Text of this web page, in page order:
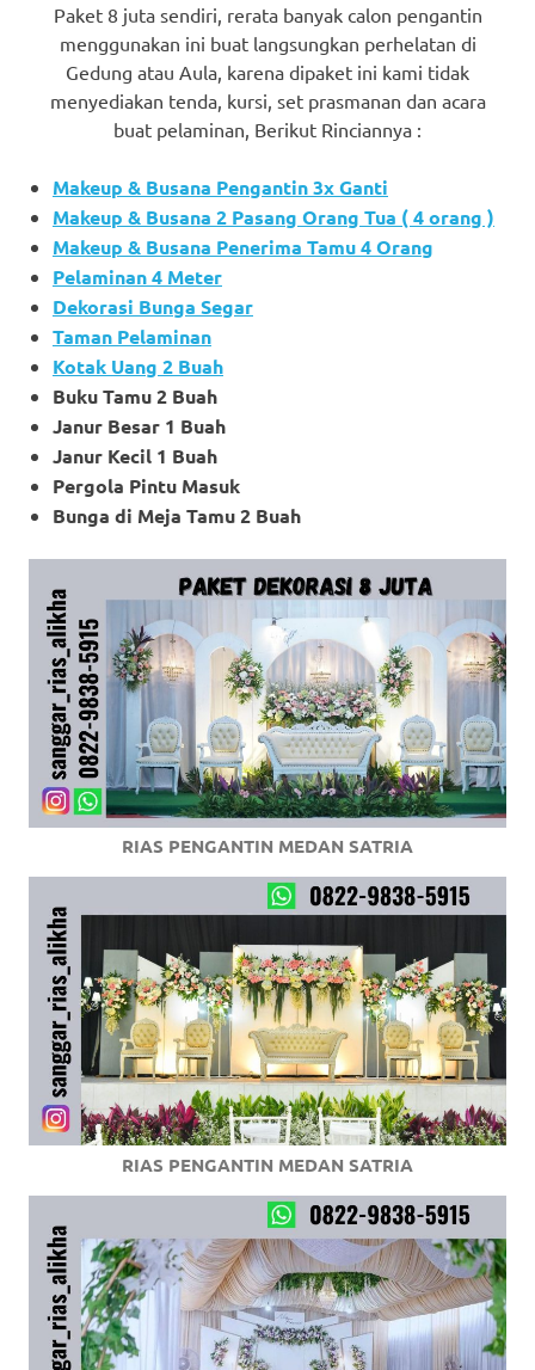
Paket 8 juta sendiri, rerata banyak calon pengantin
menggunakan ini buat langsungkan perhelatan di
Gedung atau Aula, karena dipaket ini kami tidak
menyediakan tenda, kursi, set prasmanan dan acara
buat pelaminan, Berikut Rinciannya :
Makeup & Busana Pengantin 3x Ganti
Makeup & Busana 2 Pasang Orang Tua ( 4 orang )
Makeup & Busana Penerima Tamu 4 Orang
Pelaminan 4 Meter
Dekorasi Bunga Segar
Taman Pelaminan
Kotak Uang 2 Buah
Buku Tamu 2 Buah
Janur Besar 1 Buah
Janur Kecil 1 Buah
Pergola Pintu Masuk
Bunga di Meja Tamu 2 Buah
RIAS PENGANTIN MEDAN SATRIA
RIAS PENGANTIN MEDAN SATRIA